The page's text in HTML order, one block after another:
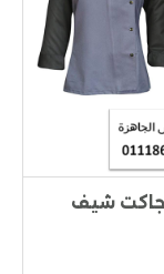
جاكت شيف